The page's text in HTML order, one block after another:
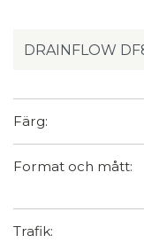
Färg:
Format och mått:
Trafik: